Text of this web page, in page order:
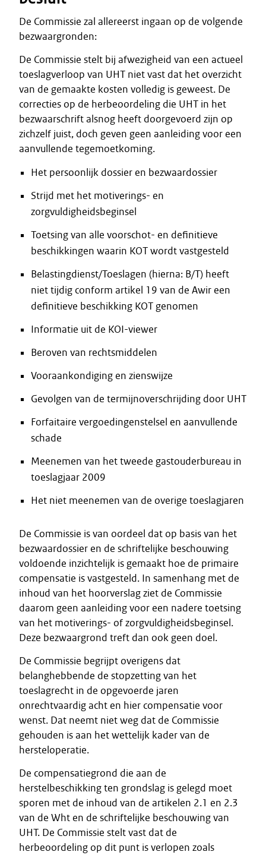
De Commissie zal allereerst ingaan op de volgende
bezwaargronden:
De Commissie stelt bij afwezigheid van een actueel
toeslagverloop van UHT niet vast dat het overzicht
van de gemaakte kosten volledig is geweest. De
correcties op de herbeoordeling die UHT in het
bezwaarschrift alsnog heeft doorgevoerd zijn op
zichzelf juist, doch geven geen aanleiding voor een
aanvullende tegemoetkoming.
Het persoonlijk dossier en bezwaardossier
Strijd met het motiverings- en
zorgvuldigheidsbeginsel
Toetsing van alle voorschot- en definitieve
beschikkingen waarin KOT wordt vastgesteld
Belastingdienst/Toeslagen (hierna: B/T) heeft
niet tijdig conform artikel 19 van de Awir een
definitieve beschikking KOT genomen
Informatie uit de KOI-viewer
Beroven van rechtsmiddelen
Vooraankondiging en zienswijze
Gevolgen van de termijnoverschrijding door UHT
Forfaitaire vergoedingenstelsel en aanvullende
schade
Meenemen van het tweede gastouderbureau in
toeslagjaar 2009
Het niet meenemen van de overige toeslagjaren
De Commissie is van oordeel dat op basis van het
bezwaardossier en de schriftelijke beschouwing
voldoende inzichtelijk is gemaakt hoe de primaire
compensatie is vastgesteld. In samenhang met de
inhoud van het hoorverslag ziet de Commissie
daarom geen aanleiding voor een nadere toetsing
van het motiverings- of zorgvuldigheidsbeginsel.
Deze bezwaargrond treft dan ook geen doel.
De Commissie begrijpt overigens dat
belanghebbende de stopzetting van het
toeslagrecht in de opgevoerde jaren
onrechtvaardig acht en hier compensatie voor
wenst. Dat neemt niet weg dat de Commissie
gehouden is aan het wettelijk kader van de
hersteloperatie.
De compensatiegrond die aan de
herstelbeschikking ten grondslag is gelegd moet
sporen met de inhoud van de artikelen 2.1 en 2.3
van de Wht en de schriftelijke beschouwing van
UHT. De Commissie stelt vast dat de
herbeoordeling op dit punt is verlopen zoals